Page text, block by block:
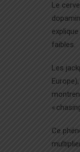
Le
faibles.
Les
«
Ce